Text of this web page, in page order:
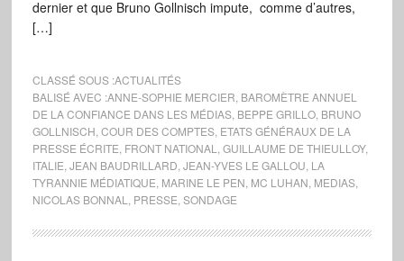
dernier et que Bruno Gollnisch impute, comme d’autres,
[…]
CLASSÉ SOUS :ACTUALITÉS
BALISÉ AVEC :ANNE-SOPHIE MERCIER BAROMÈTRE ANNUEL
DE LA CONFIANCE DANS LES MÉDIAS, BEPPE GRILLO, BRUNO
GOLLNISCH COUR DES COMPTES, ETATS GÉNÉRAUX DE LA
PRESSE ÉCRITE FRONT NATIONAL GUILLAUME DE THIEULLOY,
ITALIE JEAN BAUDRILLARD JEAN-YVES LE GALLOU LA
TYRANNIE MÉDIATIQUE MARINE LE PEN MC LUHAN MEDIAS,
NICOLAS BONNAL
PRESSE SONDAGE